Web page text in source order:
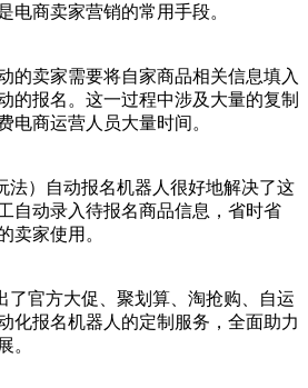
电商卖家营销的常用手段。
的卖家需要将自家商品相关信息填入
的报名。这一过程中涉及大量的复制
电商运营人员大量时间。
法）自动报名机器人很好地解决了这
自动录入待报名商品信息，省时省
卖家使用。
了官方大促、聚划算、淘抢购、自运
化报名机器人的定制服务，全面助力
。